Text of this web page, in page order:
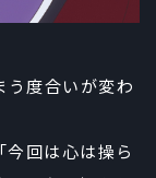
う度合いが変わ
回は心は操ら